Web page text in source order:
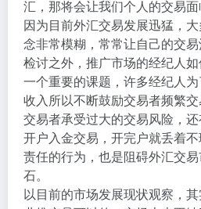
汇，那将会让我们个人的交易
因为目前外汇交易发展迅猛，
念非常模糊，常常让自己的交
检讨之外，推广市场的经纪人
一个重要的课题，许多经纪人
收入所以不断鼓励交易者频繁
交易者承受过大的交易风险，
开户入金交易，开完户就丢着
责任的行为，也是阻碍外汇交
石。
以目前的市场发展现状观察，